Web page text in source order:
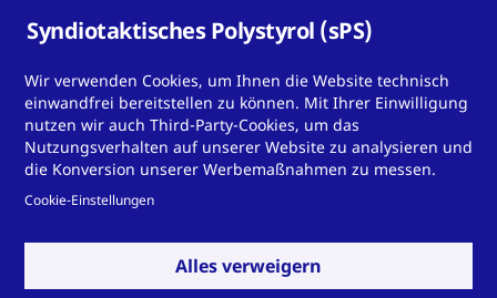
Syndiotaktisches Polystyrol (sPS)
Do you need a solution
with a special material?
Wir verwenden Cookies, um Ihnen die Website technisch
einwandfrei bereitstellen zu können. Mit Ihrer Einwilligung
nutzen wir auch Third-Party-Cookies, um das
Nutzungsverhalten auf unserer Website zu analysieren und
die Konversion unserer Werbemaßnahmen zu messen.
Cookie-Einstellungen
Alles verweigern